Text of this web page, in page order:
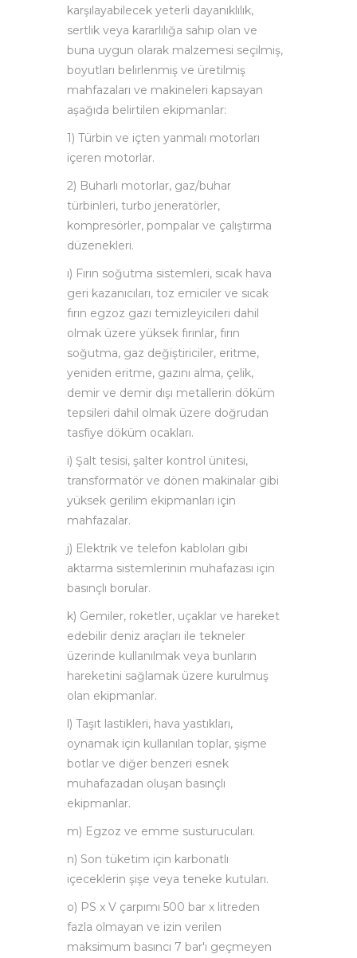
karşılayabilecek yeterli dayanıklılık,
sertlik veya kararlılığa sahip olan ve
buna uygun olarak malzemesi seçilmiş,
boyutları belirlenmiş ve üretilmiş
mahfazaları ve makineleri kapsayan
aşağıda belirtilen ekipmanlar:
1) Türbin ve içten yanmalı motorları
içeren motorlar.
2) Buharlı motorlar, gaz/buhar
türbinleri, turbo jeneratörler,
kompresörler, pompalar ve çalıştırma
düzenekleri.
ı) Fırın soğutma sistemleri, sıcak hava
geri kazanıcıları, toz emiciler ve sıcak
fırın egzoz gazı temizleyicileri dahil
olmak üzere yüksek fırınlar, fırın
soğutma, gaz değiştiriciler, eritme,
yeniden eritme, gazını alma, çelik,
demir ve demir dışı metallerin döküm
tepsileri dahil olmak üzere doğrudan
tasfiye döküm ocakları.
i) Şalt tesisi, şalter kontrol ünitesi,
transformatör ve dönen makinalar gibi
yüksek gerilim ekipmanları için
mahfazalar.
j) Elektrik ve telefon kabloları gibi
aktarma sistemlerinin muhafazası için
basınçlı borular.
k) Gemiler, roketler, uçaklar ve hareket
edebilir deniz araçları ile tekneler
üzerinde kullanılmak veya bunların
hareketini sağlamak üzere kurulmuş
olan ekipmanlar.
l) Taşıt lastikleri, hava yastıkları,
oynamak için kullanılan toplar, şişme
botlar ve diğer benzeri esnek
muhafazadan oluşan basınçlı
ekipmanlar.
m) Egzoz ve emme susturucuları.
n) Son tüketim için karbonatlı
içeceklerin şişe veya teneke kutuları.
o) PS x V çarpımı 500 bar x litreden
fazla olmayan ve izin verilen
maksimum basıncı 7 bar'ı geçmeyen